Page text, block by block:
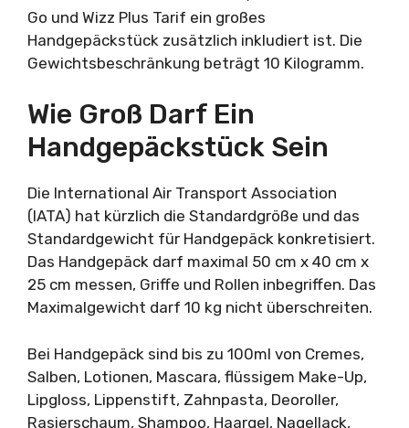
Go und Wizz Plus Tarif ein großes
Handgepäckstück zusätzlich inkludiert ist. Die
Gewichtsbeschränkung beträgt 10 Kilogramm.
Wie Groß Darf Ein
Handgepäckstück Sein
Die International Air Transport Association
(IATA) hat kürzlich die Standardgröße und das
Standardgewicht für Handgepäck konkretisiert.
Das Handgepäck darf maximal 50 cm x 40 cm x
25 cm messen, Griffe und Rollen inbegriffen. Das
Maximalgewicht darf 10 kg nicht überschreiten.
Bei Handgepäck sind bis zu 100ml von Cremes,
Salben, Lotionen, Mascara, flüssigem Make-Up,
Lipgloss, Lippenstift, Zahnpasta, Deoroller,
Rasierschaum, Shampoo, Haargel, Nagellack,